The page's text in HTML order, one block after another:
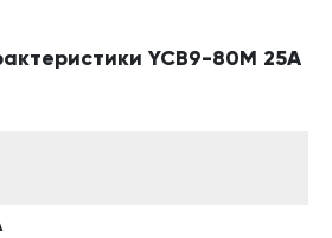
YCB9-80M 25А